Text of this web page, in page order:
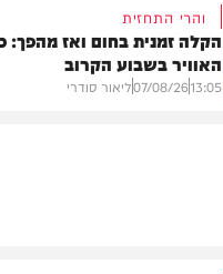
והרי התחזית
הקלה זמנית בחום ואז מהפך:
האוויר בשבוע הקרוב
13:05
07/08/26ליאור סודרי